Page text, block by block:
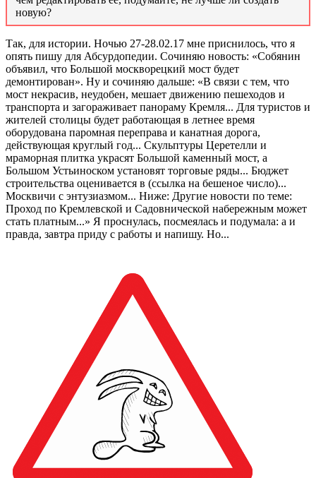
новую?
Так, для истории. Ночью 27-28.02.17 мне приснилось, что я
опять пишу для Абсурдопедии. Сочиняю новость: «Собянин
объявил, что Большой москворецкий мост будет
демонтирован». Ну и сочиняю дальше: «В связи с тем, что
мост некрасив, неудобен, мешает движению пешеходов и
транспорта и загораживает панораму Кремля... Для туристов и
жителей столицы будет работающая в летнее время
оборудована паромная переправа и канатная дорога,
действующая круглый год... Скульптуры Церетелли и
мраморная плитка украсят Большой каменный мост, а
Большом Устьиноском установят торговые ряды... Бюджет
строительства оценивается в (ссылка на бешеное число)...
Москвичи с энтузиазмом... Ниже: Другие новости по теме:
Проход по Кремлевской и Садовнической набережным может
стать платным...» Я проснулась, посмеялась и подумала: а и
правда, завтра приду с работы и напишу. Но...